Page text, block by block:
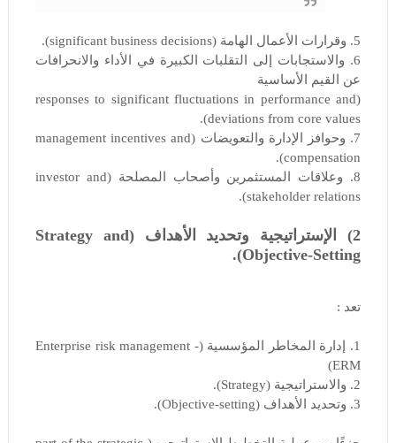
5. وقرارات الأعمال الهامة (significant business decisions).
6. والاستجابات إلى التقلبات الكبيرة في الأداء والانحرافات
عن القيم الأساسية
(responses to significant fluctuations in performance and
deviations from core values).
7. وحوافز الإدارة والتعويضات (management incentives and
compensation).
8. وعلاقات المستثمرين وأصحاب المصلحة (investor and
stakeholder relations).
2) الإستراتيجية وتحديد الأهداف (Strategy and
Objective-Setting).
تعد :
1. إدارة المخاطر المؤسسية (Enterprise risk management -
ERM)
2. والاستراتيجية (Strategy).
3. وتحديد الأهداف (Objective-setting).